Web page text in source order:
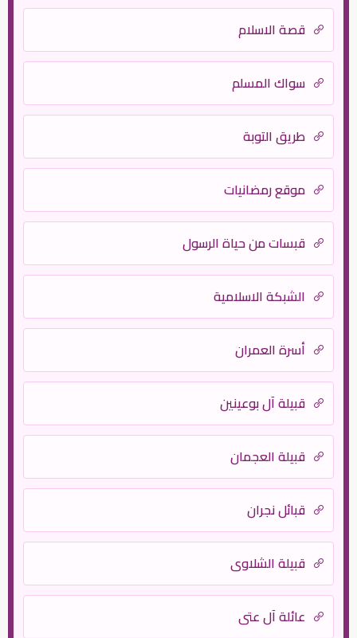
قصة الاسلام
سواك المسلم
طريق التوبة
موقع رمضانيات
قبسات من حياة الرسول
الشبكة الاسلامية
أسرة العمران
قبيلة آل بوعينين
قبيلة العجمان
قبائل نجران
قبيلة الشلاوى
عائلة آل عتي